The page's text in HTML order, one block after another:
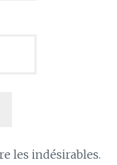
les indésirables.